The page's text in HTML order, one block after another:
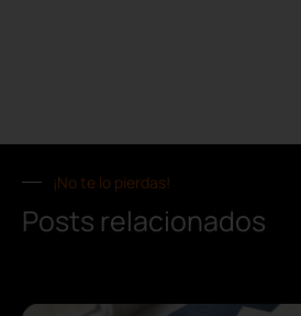
¡No te lo pierdas!
Posts relacionados